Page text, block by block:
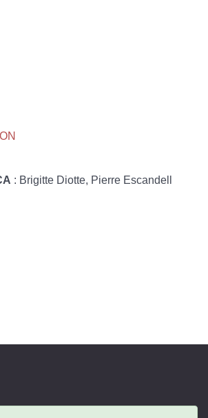
: Brigitte Diotte, Pierre Escandell